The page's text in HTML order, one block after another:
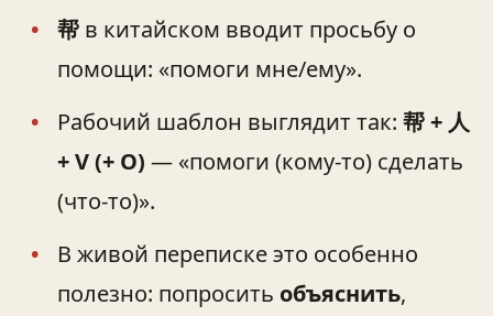
帮 в китайском вводит просьбу о
помощи: «помоги мне/ему».
Рабочий шаблон выглядит так: 帮 + 人
+ V (+ O) — «помоги (кому-то) сделать
(что-то)».
В живой переписке это особенно
полезно: попросить объяснить,